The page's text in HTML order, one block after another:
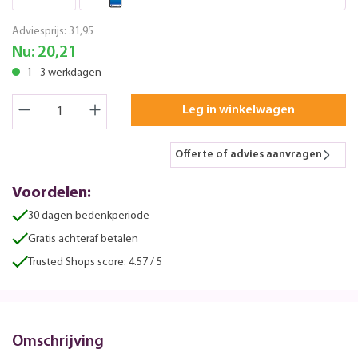
Adviesprijs: 31,95
Nu: 20,21
1 - 3 werkdagen
Leg in winkelwagen
Offerte of advies aanvragen
Voordelen:
30 dagen bedenkperiode
Gratis achteraf betalen
Trusted Shops score: 4.57 / 5
Omschrijving